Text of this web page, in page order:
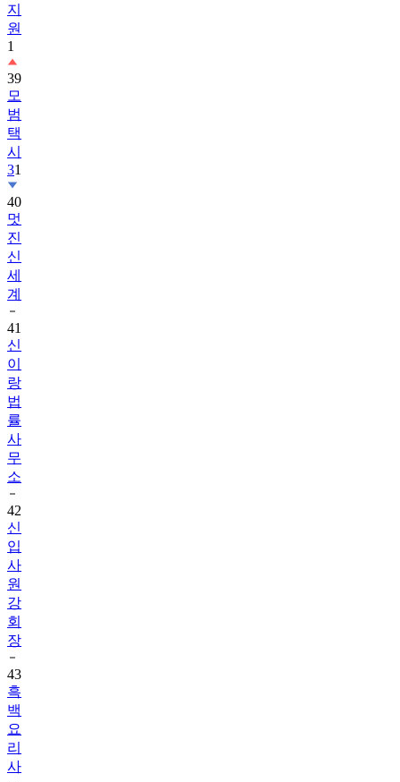
지
원
1
39
모
범
택
시
31
40
멋
진
신
세
계
41
신
이
랑
법
률
사
무
소
42
신
입
사
원
강
회
장
43
흑
백
요
리
사